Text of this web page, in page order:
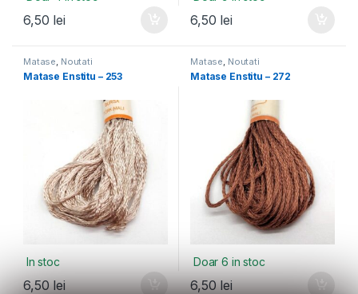
6,50 lei 6,50 lei
Matase, Noutati
Matase Enstitu – 253
In stoc
6,50lei
Matase, Noutati
Matase Enstitu – 272
Doar 6 in stoc
6,50lei